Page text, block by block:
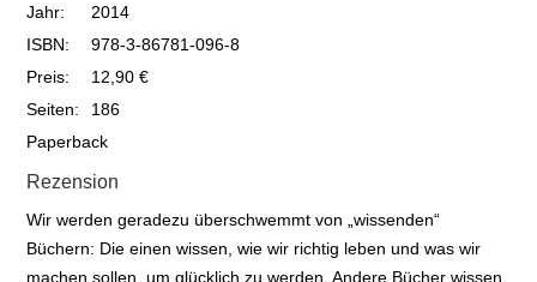
Jahr:
2014
ISBN:
978-3-86781-096-8
Preis:
12,90 €
Seiten:
186
Paperback
Rezension
Wir werden geradezu überschwemmt von „wissenden“
Büchern: Die einen wissen, wie wir richtig leben und was wir
machen sollen, um glücklich zu werden. Andere Bücher wissen,